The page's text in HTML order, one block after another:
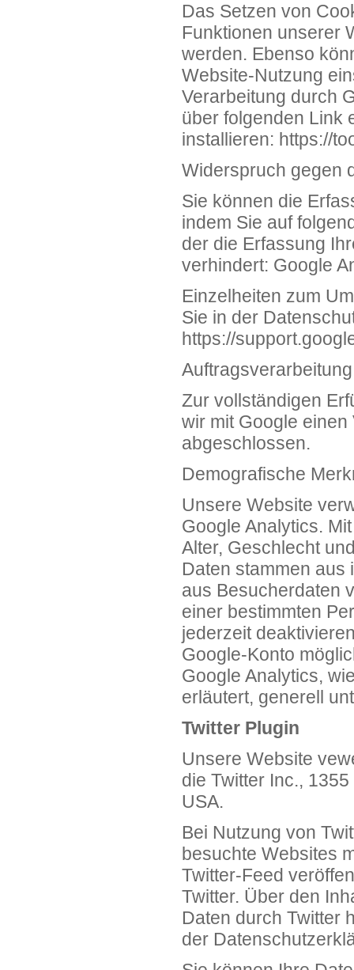
Das Setzen von
Funktionen unserer
werden. Ebenso
Website-Nutzung
Verarbeitung durch
über folgenden Link
installieren: https://
Widerspruch gegen
Sie können die
indem Sie auf
der die Erfassung
verhindert: Google
Einzelheiten zum
Sie in der
https://
Auftragsverarbeitung
Zur vollständigen
wir mit Google
abgeschlossen.
Demografische
Unsere Website
Google Analytics.
Alter, Geschlecht
Daten stammen
aus Besucherdaten
einer bestimmten
jederzeit
Google-Konto
Google Analytics,
erläutert, generell
Twitter Plugin
Unsere Website
die Twitter Inc.,
USA.
Bei Nutzung von
besuchte Websites
Twitter-Feed
Twitter. Über den
Daten durch Twitter
der